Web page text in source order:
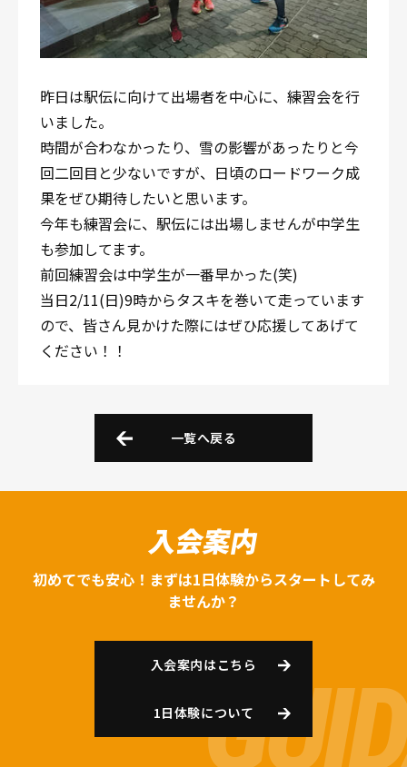
昨日は駅伝に向けて出場者を中心に、練習会を行
いました。
時間が合わなかったり、雪の影響があったりと今
回二回目と少ないですが、日頃のロードワーク成
果をぜひ期待したいと思います。
今年も練習会に、駅伝には出場しませんが中学生
も参加してます。
前回練習会は中学生が一番早かった(笑)
当日2/11(日)9時からタスキを巻いて走っています
ので、皆さん見かけた際にはぜひ応援してあげて
ください！！
一覧へ戻る
入会案内
初めてでも安心！まずは1日体験からスタートしてみ
ませんか？
入会案内はこちら
1日体験について